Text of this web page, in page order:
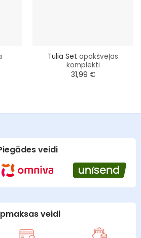
Tulia Set apakšveļas
komplekti
31,99 €
veidi
veidi